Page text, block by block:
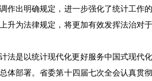
作出明确规定，进一步强化了统计工作
升为法律规定，将更加有效发挥法治对
法是以统计现代化更好服务中国式现
体部署。省委第十四届七次全会认真贯